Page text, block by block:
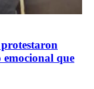
que